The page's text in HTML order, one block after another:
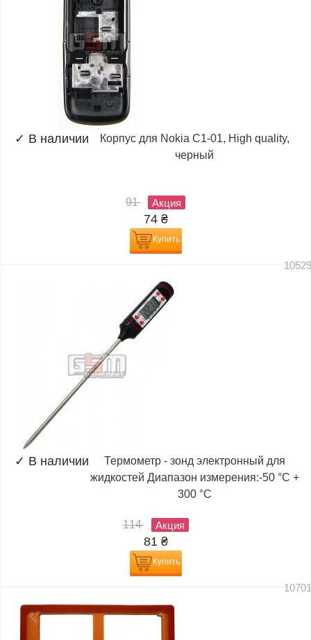
✓ В наличии
Корпус для Nokia C1-01, High quality,
черный
91 Акция
74 ₴
Купить
✓ В наличии
Термометр - зонд электронный для
жидкостей Диапазон измерения:-50 °C +
300 °C
114 Акция
81 ₴
Купить